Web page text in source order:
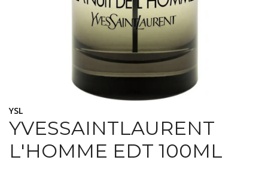
YSL
YVESSAINTLAURENT
L'HOMME EDT 100ML